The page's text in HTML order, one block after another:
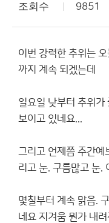
조회수 9851
이번 강력한 추위는
까지 계속 되겠는데
일요일 낮부터 추위가
보이고 있네요...
그리고 언제쯤 주간예
리고 눈. 구름많고 눈.
몇칠부터 계속 맑음.
네요 지겨움 뭔가 내